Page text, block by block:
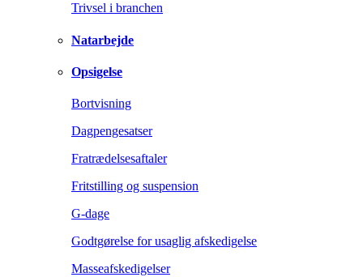
Trivsel i branchen
Natarbejde
Opsigelse
Bortvisning
Dagpengesatser
Fratrædelsesaftaler
Fritstilling og suspension
G-dage
Godtgørelse for usaglig afskedigelse
Masseafskedigelser